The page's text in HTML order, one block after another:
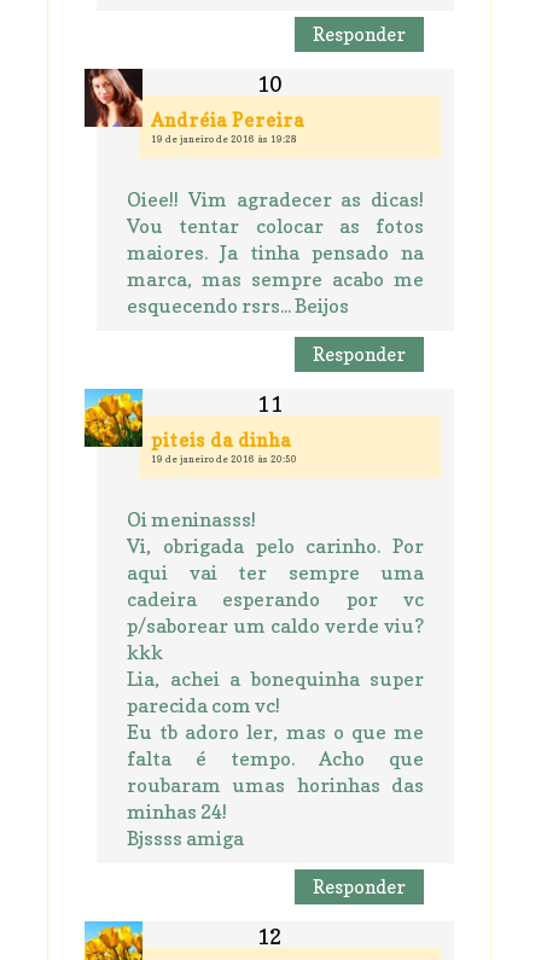
Responder
Andréia Pereira
19 de janeiro de 2016 às 19:28
Oiee!! Vim agradecer as dicas!
Vou tentar colocar as fotos
maiores. Ja tinha pensado na
marca, mas sempre acabo me
esquecendo rsrs... Beijos
Responder
piteis da dinha
19 de janeiro de 2016 às 20:50
Oi meninasss!
Vi, obrigada pelo carinho. Por
aqui vai ter sempre uma
cadeira esperando por vc
p/saborear um caldo verde viu?
kkk
Lia, achei a bonequinha super
parecida com vc!
Eu tb adoro ler, mas o que me
falta é tempo. Acho que
roubaram umas horinhas das
minhas 24!
Bjssss amiga
Responder